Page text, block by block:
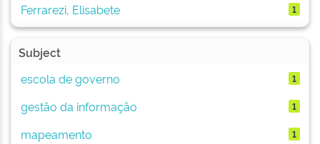
Ferrarezi, Elisabete
1
Subject
escola de governo
1
gestão da informação 1
mapeamento 1